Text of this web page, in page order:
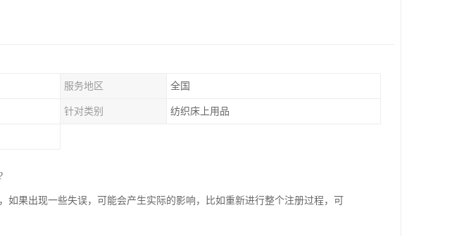
服务地区 全国
针对类别 纺织床上用品
如果出现一些失误，可能会产生实际的影响，比如重新进行整个注册过程，可